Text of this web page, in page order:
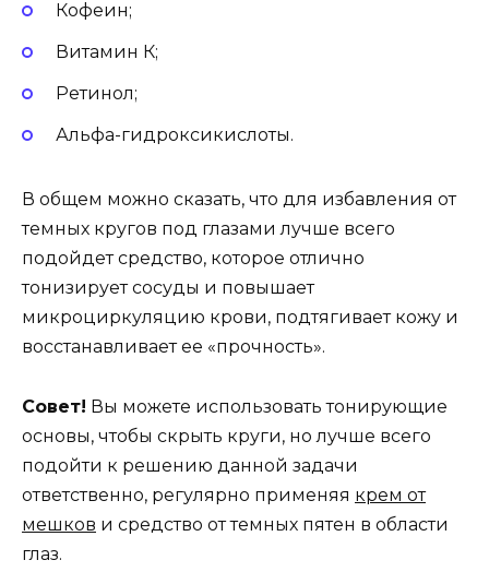
Кофеин;
Витамин К;
Ретинол;
Альфа-гидроксикислоты.
В общем можно сказать, что для избавления от
темных кругов под глазами лучше всего
подойдет средство, которое отлично
тонизирует сосуды и повышает
микроциркуляцию крови, подтягивает кожу и
восстанавливает ее «прочность».
Совет! Вы можете использовать тонирующие
основы, чтобы скрыть круги, но лучше всего
подойти к решению данной задачи
ответственно, регулярно применяя крем от
мешков и средство от темных пятен в области
глаз.